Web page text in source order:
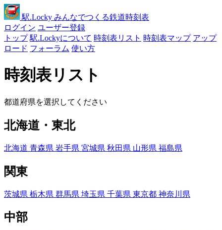
駅.Locky みんなでつくる鉄道時刻表
ログイン ユーザー登録
トップ 駅.Lockyについて 時刻表リスト 時刻表マップ アップ
ロード フォーラム 使い方
時刻表リスト
都道府県を選択してください
北海道・東北
北海道 青森県 岩手県 宮城県 秋田県 山形県 福島県
関東
茨城県 栃木県 群馬県 埼玉県 千葉県 東京都 神奈川県
中部